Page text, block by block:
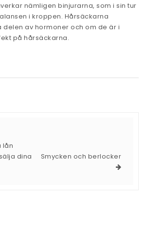
nämligen binjurarna, som i sin tur
i kroppen. Hårsäckarna
delen av hormoner och om de är i
på hårsäckarna.
lån
dina
Smycken och berlocker